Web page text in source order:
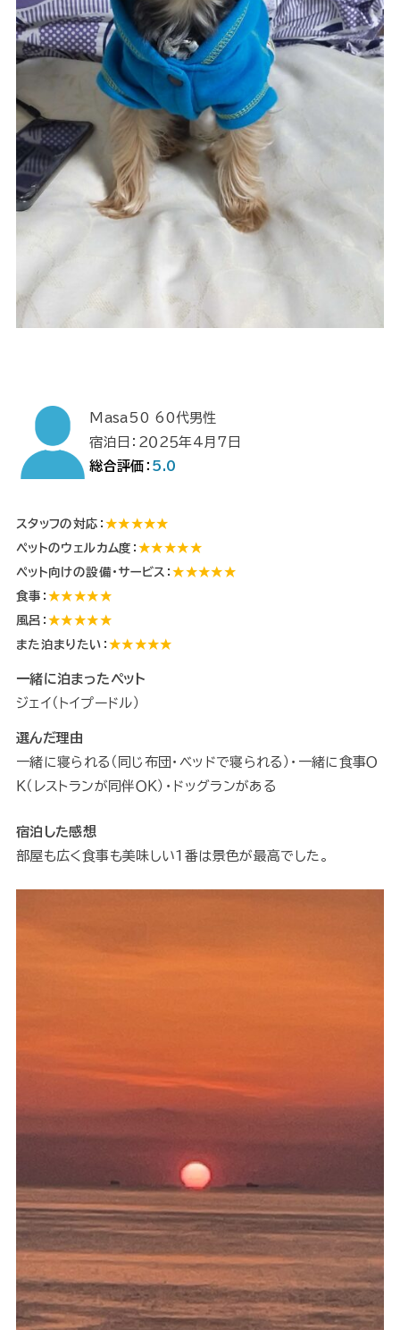
Masa50 60代男性
宿泊日：２０２５年4月7日
総合評価： 5.0
スタッフの対応： ★★★★★
ペットのウェルカム度：★★★★★
ペット向けの設備・サービス：★★★★★
食事：★★★★★
風呂：★★★★★
また泊まりたい： ★★★★★
一緒に泊まったペット
ジェイ（トイプードル）
選んだ理由
一緒に寝られる（同じ布団・ベッドで寝られる）・一緒に食事Ｏ
Ｋ（レストランが同伴ＯＫ）・ドッグランがある
宿泊した感想
部屋も広く食事も美味しい1番は景色が最高でした。